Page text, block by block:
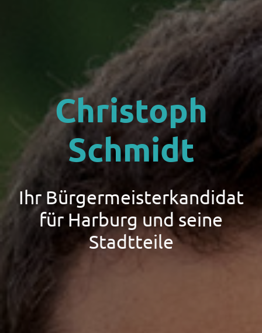
Christoph
Schmidt
Ihr Bürgermeisterkandidat
für Harburg und seine
Stadtteile